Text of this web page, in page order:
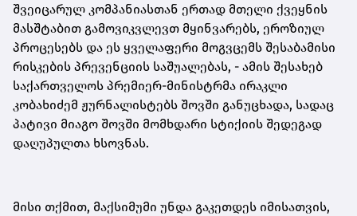
შვეიცარულ კომპანიასთან ერთად მთელი ქვეყნის
მასშტაბით გამოვიკვლევთ მყინვარებს, ეროზიულ
პროცესებს და ეს ყველაფერი მოგვცემს შესაბამისი
რისკების პრევენციის საშუალებას, - ამის შესახებ
საქართველოს პრემიერ-მინისტრმა ირაკლი
კობახიძემ ჟურნალისტებს შოვში განუცხადა, სადაც
პატივი მიაგო შოვში მომხდარი სტიქიის შედეგად
დაღუპულთა ხსოვნას.
მისი თქმით, მაქსიმუმი უნდა გაკეთდეს იმისათვის,